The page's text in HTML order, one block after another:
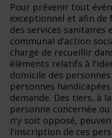
Pour prévenir tout
exceptionnel et afin
des services sanitaires
communal d’action
chargé de recueillir
éléments relatifs à
domicile des
personnes
demande. Des tiers, à
personne concernée
n'y soit opposé,
l'inscription de ces